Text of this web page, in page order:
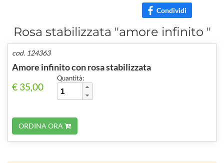
Condividi
Rosa stabilizzata "amore infinito "
cod. 124363
Amore infinito con rosa stabilizzata
€ 35,00
Quantità:
ORDINA ORA